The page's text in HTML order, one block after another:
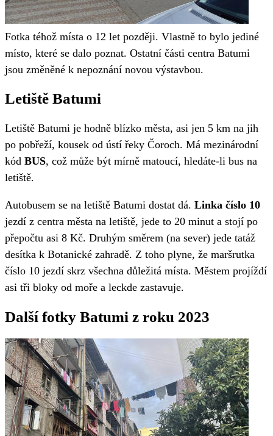
Fotka téhož místa o 12 let později. Vlastně to bylo jediné
místo, které se dalo poznat. Ostatní části centra Batumi
jsou změněné k nepoznání novou výstavbou.
Letiště Batumi
Letiště Batumi je hodně blízko města, asi jen 5 km na jih
po pobřeží, kousek od ústí řeky Čoroch. Má mezinárodní
kód BUS, což může být mírně matoucí, hledáte-li bus na
letiště.
Autobusem se na letiště Batumi dostat dá. Linka číslo 10
jezdí z centra města na letiště, jede to 20 minut a stojí po
přepočtu asi 8 Kč. Druhým směrem (na sever) jede tatáž
desítka k Botanické zahradě. Z toho plyne, že maršrutka
číslo 10 jezdí skrz všechna důležitá místa. Městem projíždí
asi tři bloky od moře a leckde zastavuje.
Další fotky Batumi z roku 2023